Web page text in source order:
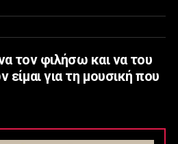
τον φιλήσω και να του
για τη μουσική που